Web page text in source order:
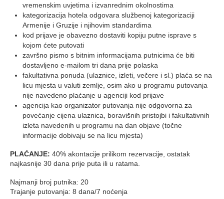
vremenskim uvjetima i izvanrednim okolnostima
kategorizacija hotela odgovara službenoj kategorizaciji
Armenije i Gruzije i njihovim standardima
kod prijave je obavezno dostaviti kopiju putne isprave s
kojom ćete putovati
završno pismo s bitnim informacijama putnicima će biti
dostavljeno e-mailom tri dana prije polaska
fakultativna ponuda (ulaznice, izleti, večere i sl.) plaća se na
licu mjesta u valuti zemlje, osim ako u programu putovanja
nije navedeno plaćanje u agenciji kod prijave
agencija kao organizator putovanja nije odgovorna za
povećanje cijena ulaznica, boravišnih pristojbi i fakultativnih
izleta navedenih u programu na dan objave (točne
informacije dobivaju se na licu mjesta)
PLAĆANJE: 40% akontacije prilikom rezervacije, ostatak
najkasnije 30 dana prije puta ili u ratama.
Najmanji broj putnika: 20
Trajanje putovanja: 8 dana/7 noćenja